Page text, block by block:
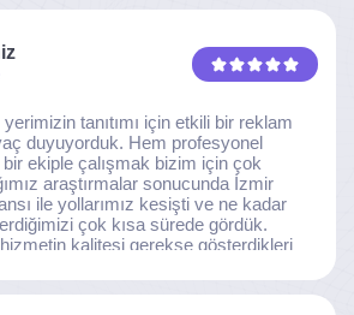
yerimizin tanıtımı için etkili bir reklam
duyuyorduk. Hem profesyonel
ekiple çalışmak bizim için çok
araştırmalar sonucunda İzmir
ile yollarımız kesişti ve ne kadar
çok kısa sürede gördük.
kalitesi gerekse gösterdikleri
asla taviz vermeyen, her